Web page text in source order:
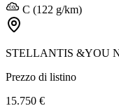
C (122 g/km)
STELLANTIS &YOU
Prezzo di listino
15.750 €